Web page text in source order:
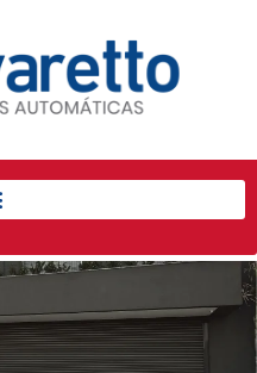
Início
Porta de Enrolar Automática
Automatizadores